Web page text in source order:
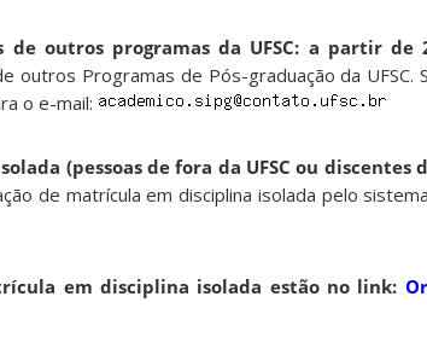
de outros programas da UFSC: a partir de
outros Programas de Pós-graduação da UFSC.
o e-mail:
(pessoas de fora da UFSC ou discentes
de matrícula em disciplina isolada pelo
em disciplina isolada estão no link: